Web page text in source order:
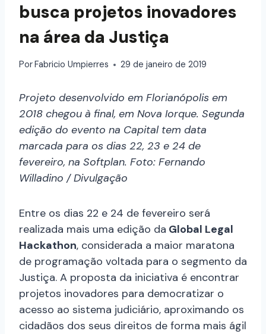
busca projetos inovadores
na área da Justiça
PorFabricio Umpierres 29 de janeiro de 2019
Projeto desenvolvido em Florianópolis em
2018 chegou à final, em Nova Iorque. Segunda
edição do evento na Capital tem data
marcada para os dias 22, 23 e 24 de
fevereiro, na Softplan. Foto: Fernando
Willadino / Divulgação
Entre os dias 22 e 24 de fevereiro será
realizada mais uma edição da Global Legal
Hackathon, considerada a maior maratona
de programação voltada para o segmento da
Justiça. A proposta da iniciativa é encontrar
projetos inovadores para democratizar o
acesso ao sistema judiciário, aproximando os
cidadãos dos seus direitos de forma mais ágil